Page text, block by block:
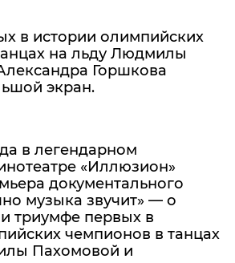
в истории олимпийских
на льду Людмилы
Горшкова
экран.
в легендарном
«Иллюзион»
документального
музыка звучит» — о
триумфе первых в
чемпионов в танцах
Пахомовой и